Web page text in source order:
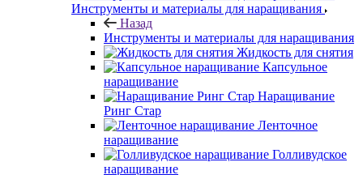
Инструменты и материалы для наращивания
Назад
Инструменты и материалы для наращивания
Жидкость для снятия
Капсульное
наращивание
Наращивание
Ринг Стар
Ленточное
наращивание
Голливудское
наращивание